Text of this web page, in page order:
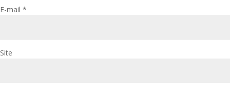
E-mail *
Site